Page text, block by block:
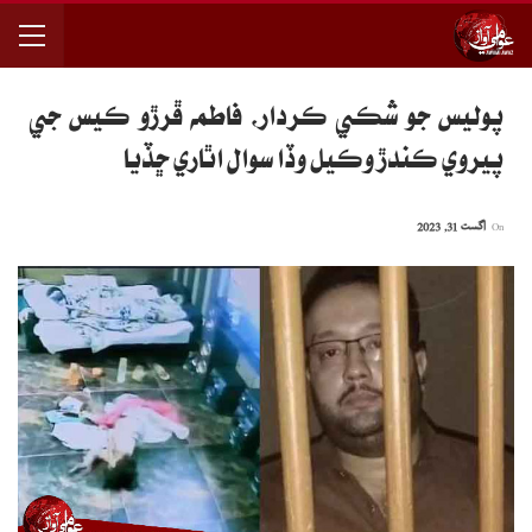
پوليس جو شڪي ڪردار، فاطمه ڦرڙو ڪيس جي
پيروي ڪندڙ وڪيل وڏا سوال اٿاري ڇڏيا
اگست 31, 2023